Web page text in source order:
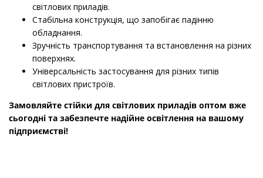
світлових приладів.
Стабільна конструкція, що запобігає падінню
обладнання.
Зручність транспортування та встановлення на різних
поверхнях.
Універсальність застосування для різних типів
світлових пристроїв.
Замовляйте стійки для світлових приладів оптом вже
сьогодні та забезпечте надійне освітлення на вашому
підприємстві!